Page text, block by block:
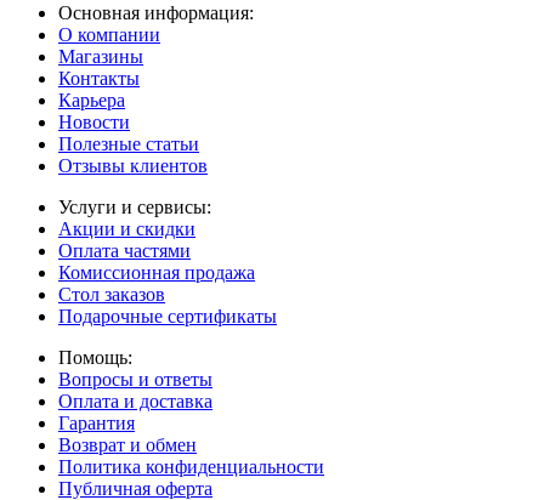
Основная информация:
О компании
Магазины
Контакты
Карьера
Новости
Полезные статьи
Отзывы клиентов
Услуги и сервисы:
Акции и скидки
Оплата частями
Комиссионная продажа
Стол заказов
Подарочные сертификаты
Помощь:
Вопросы и ответы
Оплата и доставка
Гарантия
Возврат и обмен
Политика конфиденциальности
Публичная оферта